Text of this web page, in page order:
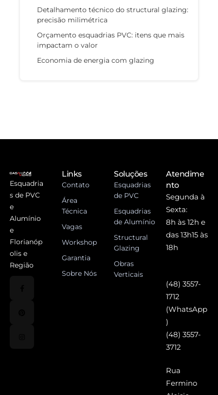
Detalhamento técnico do structural glazing:
precisão milimétrica
Orçamento esquadrias PVC: itens que mais
impactam o valor
Economia de energia com glazing
Esquadria
s de PVC
e
Alumínio
e
Florianóp
olis e
Região
Links
Contato
Área
Técnica
Vagas
Workshop
Garantia
Sobre Nós
Soluções
Esquadrias
de PVC
Esquadrias
de Alumínio
Structural
Glazing
Obras
Verticais
Atendime
nto
Segunda à
Sexta:
8h às 12h e
das 13h15 às
18h
(48) 3557-
1712
(WhatsApp
)
(48) 3557-
3712
Rua
Fermino